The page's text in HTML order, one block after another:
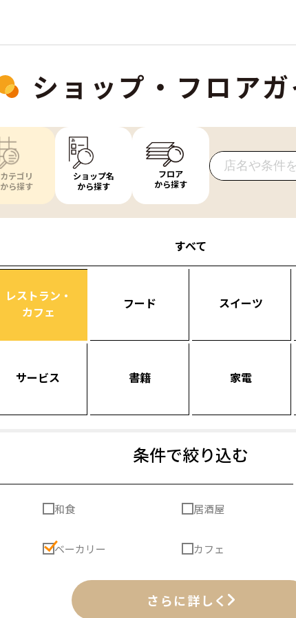
ショップ・フロア
カテゴリ
から探す
ショップ名
から探す
フロア
から探す
すべて
レストラン・
カフェ
フード スイーツ
サービス 書籍 家電
条件で絞り込む
和食 居酒屋
ベーカリー カフェ
さらに詳しく